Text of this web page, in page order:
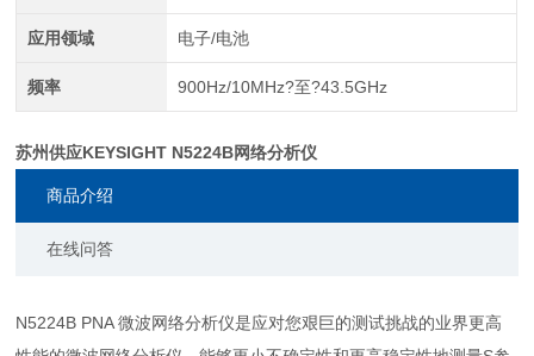
应用领域 电子/电池
频率 900Hz/10MHz?至?43.5GHz
苏州供应KEYSIGHT N5224B网络分析仪
商品介绍
在线问答
N5224B PNA 微波网络分析仪是应对您艰巨的测试挑战的业界更高